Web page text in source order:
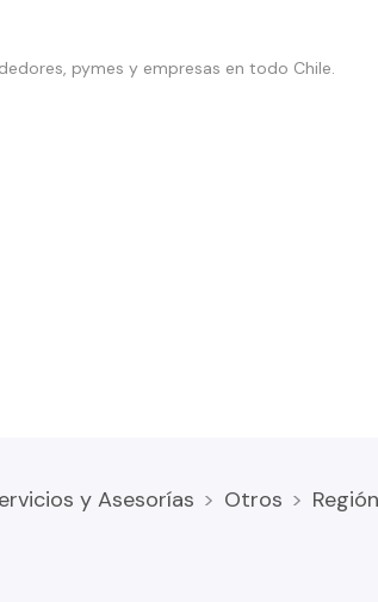
pymes y empresas en todo Chile.
y Asesorías Otros